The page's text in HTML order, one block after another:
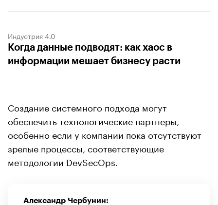
Индустрия 4.0
Когда данные подводят: как хаос в
информации мешает бизнесу расти
Создание системного подхода могут
обеспечить технологические партнеры,
особенно если у компании пока отсутствуют
зрелые процессы, соответствующие
методологии DevSecOps.
Александр Чербунин: